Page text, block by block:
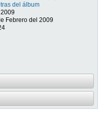
del álbum
2009
Febrero del 2009